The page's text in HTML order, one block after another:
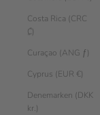
Costa Rica (CRC
₡)
Curaçao (ANG ƒ)
Cyprus (EUR €)
Denemarken (DKK
kr.)